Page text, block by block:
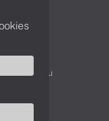
oddelenie
tovaru